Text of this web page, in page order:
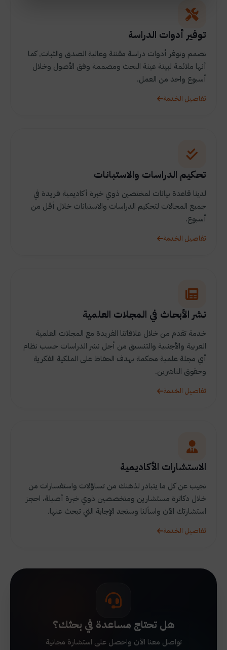
توفير أدوات الدراسة
نصمم ونوفر أدوات دراسة مقننة وعالية الصدق والثبات, كما
أنها ملائمة لبيئة عينة البحث ومصممة وفق الأصول وخلال
أسبوع واحد من العمل.
تفاصيل الخدمة
تحكيم الدراسات والاستبانات
لدينا قاعدة بيانات لمختصين ذوي خبرة أكاديمية فريدة في
جميع المجالات لتحكيم الدراسات والاستبانات خلال أقل من
أسبوع.
تفاصيل الخدمة
نشر الأبحاث في المجلات العلمية
خدمة تقدم من خلال علاقاتنا الفريدة مع المجلات العلمية
العربية والأجنبية والتنسيق من أجل نشر الدراسات حسب نظام
أي مجلة علمية محكمة بهدف الحفاظ على الملكية الفكرية
وحقوق الناشرين.
تفاصيل الخدمة
الاستشارات الأكاديمية
نجيب عن كل ما يتبادر لذهنك من تساؤلات واستفسارات من
خلال دكاترة مستشارين ومتخصصين ذوي خبرة أصيلة، احجز
استشارتك الآن واسألنا وستجد الإجابة التي تبحث عنها.
تفاصيل الخدمة
هل تحتاج مساعدة في بحثك؟
تواصل معنا الآن واحصل على استشارة مجانية